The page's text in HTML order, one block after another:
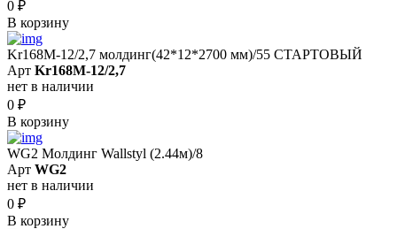
0 ₽
В корзину
Kr168M-12/2,7 молдинг(42*12*2700 мм)/55 СТАРТОВЫЙ
Арт Kr168M-12/2,7
нет в наличии
0 ₽
В корзину
WG2 Молдинг Wallstyl (2.44м)/8
Арт WG2
нет в наличии
0 ₽
В корзину